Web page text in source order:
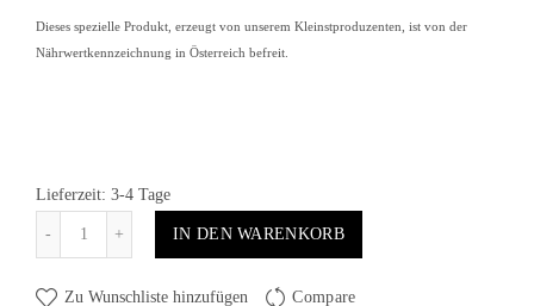
Dieses spezielle Produkt, erzeugt von unserem Kleinstproduzenten, ist von der
Nährwertkennzeichnung in Österreich befreit.
Lieferzeit: 3-4 Tage
Anzahl
IN DEN WARENKORB
Zu Wunschliste hinzufügen Compare